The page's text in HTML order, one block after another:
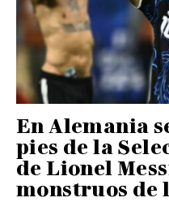
En Alemania
pies de la
de Lionel
monstruos de